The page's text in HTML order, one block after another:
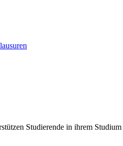
Studierende in ihrem